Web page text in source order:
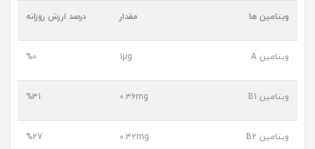
ویتامین ها مقدار درصد ارزش روزانه
ویتامین A 1µg
%0
ویتامین B1 0.36mg
%31
ویتامین B2 0.32mg
%27